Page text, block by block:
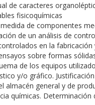
de caracteres
fisicoquímicas
de componentes
de un análisis de
en la
sobre formas
de los equipos
y/o gráfico.
almacén general y de
químicas.